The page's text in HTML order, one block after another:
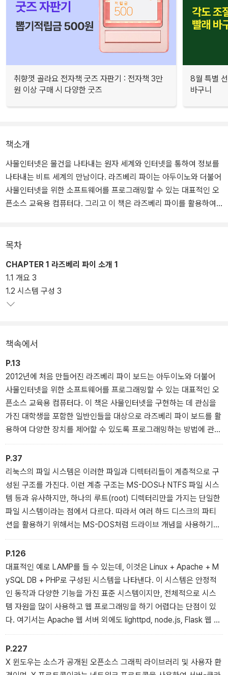
취향껏 골라요 전자책 굿즈 자판기 : 전자책 3만
원 이상 구매 시 다양한 굿즈
8월 특별
바구니
책소개
사물인터넷은 물건을 나타내는 원자 세계와 인터넷을 통하여 정보를
나타내는 비트 세계의 만남이다. 라즈베리 파이는 아두이노와 더불어
사물인터넷을 위한 소프트웨어를 프로그래밍할 수 있는 대표적인 오
픈소스 교육용 컴퓨터다. 그리고 이 책은 라즈베리 파이를 활용하여
목차
CHAPTER 1 라즈베리 파이 소개 1
1.1 개요 3
1.2 시스템 구성 3
책속에서
P.13
2012년에 처음 만들어진 라즈베리 파이 보드는 아두이노와 더불어
사물인터넷을 위한 소프트웨어를 프로그래밍할 수 있는 대표적인 오
픈소스 교육용 컴퓨터다. 이 책은 사물인터넷을 구현하는 데 관심을
가진 대학생을 포함한 일반인들을 대상으로 라즈베리 파이 보드를 활
용하여 다양한 장치를 제어할 수 있도록 프로그래밍하는 방법에 관해
다룬다. 기본적인 IT 지식만 있으면 전체적인 내용을 이해할 수 있도
록 구성하였지만, 센서를 비롯한 하드웨어와 운영체제를 포함한 컴퓨
터 소프트웨어에 관해 어느 정도 알고 있다면 훨씬 이해하기가 쉬울
것이다.
P.37
리눅스의 파일 시스템은 이러한 파일과 디렉터리들이 계층적으로 구
성된 구조를 가진다. 이런 계층 구조는 MS-DOS나 NTFS 파일 시스
템 등과 유사하지만, 하나의 루트(root) 디렉터리만을 가지는 단일한
파일 시스템이라는 점에서 다르다. 따라서 여러 하드 디스크의 파티
션을 활용하기 위해서는 MS-DOS처럼 드라이브 개념을 사용하기보
다는 단일 계층 구조 내의 특정 지점에 마운트(mount)되어 붙도록
허용해야 한다.
P.126
대표적인 예로 LAMP를 들 수 있는데, 이것은 Linux + Apache + M
ySQL DB + PHP로 구성된 시스템을 나타낸다. 이 시스템은 안정적
인 동작과 다양한 기능을 가진 표준 시스템이지만, 전체적으로 시스
템 자원을 많이 사용하고 웹 프로그래밍을 하기 어렵다는 단점이 있
다. 여기서는 Apache 웹 서버 외에도 lighttpd, node.js, Flask 웹 서
버를 다룰 것이다. 또한, 데이터베이스로는 MySQL 말고도 SQlite를
사용할 수 있고, PHP 대신 파이썬을 사용할 수도 있으므로 이런 방법
에 대해서도 다룬다.
P.227
X 윈도우는 소스가 공개된 오픈소스 그래픽 라이브러리 및 사용자 환